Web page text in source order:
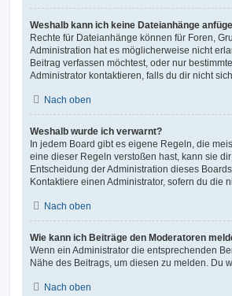
Weshalb kann ich keine Dateianhänge
Rechte für Dateianhänge können für Foren,
Administration hat es möglicherweise nicht
Beitrag verfassen möchtest, oder nur
Administrator kontaktieren, falls du dir nicht
Nach oben
Weshalb wurde ich verwarnt?
In jedem Board gibt es eigene Regeln, die
eine dieser Regeln verstoßen hast, kann sie
Entscheidung der Administration dieses
Kontaktiere einen Administrator, sofern du die
Nach oben
Wie kann ich Beiträge den Moderatoren
Wenn ein Administrator die entsprechenden
Nähe des Beitrags, um diesen zu melden. Du
Nach oben